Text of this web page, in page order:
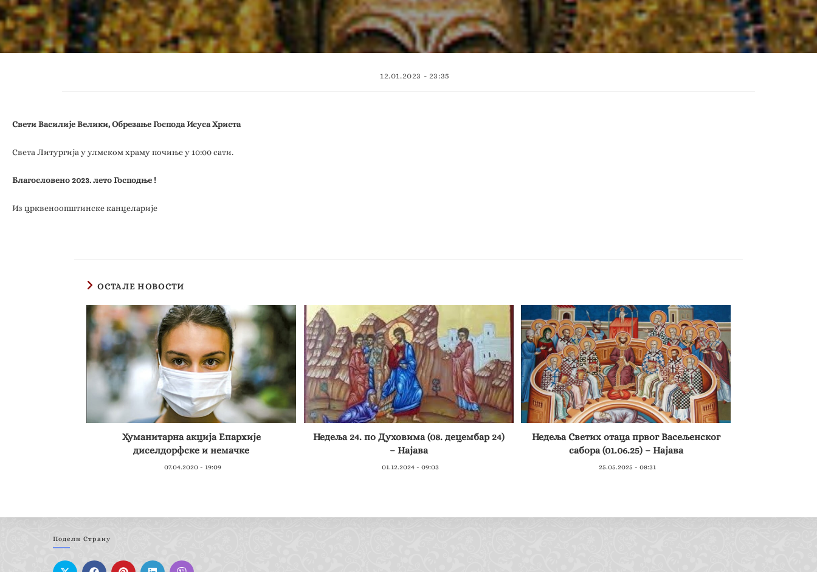
12.01.2023 - 23:35
Свети Василије Велики, Обрезање Господа Исуса Христа
Света Литургија у улмском храму почиње у 10:00 сати.
Благословено 2023. лето Господње !
Из црквеноопштинске канцеларије
ОСТАЛЕ НОВОСТИ
Хуманитарна акција Епархије
диселдорфске и немачке
07.04.2020 - 19:09
Недеља 24. по Духовима (08. децембар 24)
– Најава
01.12.2024 - 09:03
Недеља Светих отаца првог Васељенског
сабора (01.06.25) – Најава
25.05.2025 - 08:31
Подели Страну